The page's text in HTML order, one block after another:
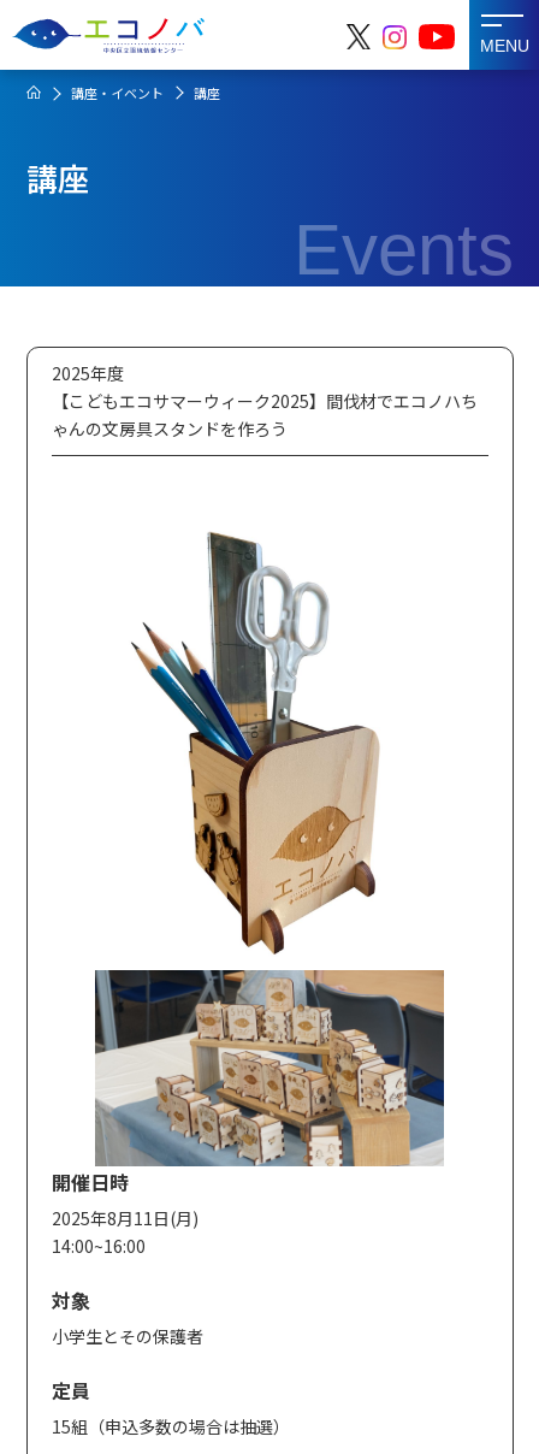
MENU
講座・イベント 講座
講座
Events
2025年度
【こどもエコサマーウィーク2025】間伐材でエコノハち
ゃんの文房具スタンドを作ろう
開催日時
2025年8月11日(月)
14:00~16:00
対象
小学生とその保護者
定員
15組（申込多数の場合は抽選）